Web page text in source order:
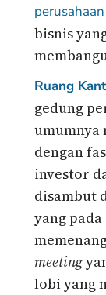
perusahaan
bisnis
Ruang
gedung
umumnya
dengan
investor
disambut
yang
meeting
lobi yang